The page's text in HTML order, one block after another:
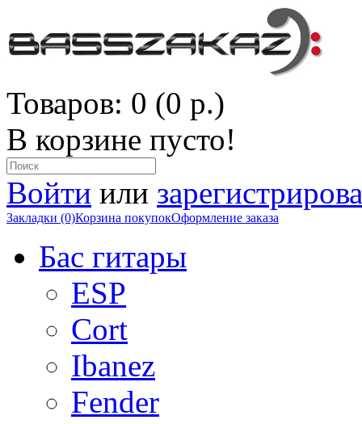
Товаров: 0 (0 р.)
В корзине пусто!
Войти или
Закладки (0)Корзина покупокОформление заказа
Бас гитары
ESP
Cort
Ibanez
Fender